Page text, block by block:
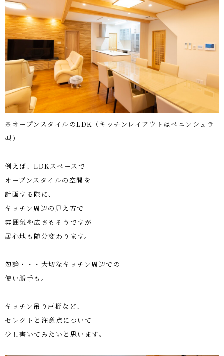
※オープンスタイルのLDK（キッチンレイアウトはペニンシュラ
型）
例えば、LDKスペースで
オープンスタイルの空間を
計画する際に、
キッチン周辺の見え方で
雰囲気や広さもそうですが
居心地も随分変わります。
勿論・・・大切なキッチン周辺での
使い勝手も。
キッチン吊り戸棚など、
セレクトと注意点について
少し書いてみたいと思います。